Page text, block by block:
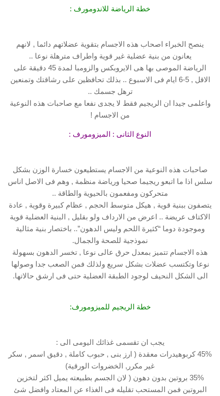
خطة الرياضة للاندومورف :
ينصح الخبراء اصحاب هذه الاجسام بتقوية عضلاتهم دائما , لانهم
يعانون من بنية عضلية غير قوية واطراف مترهلة نوعا ..
الرياضة الموصى بها هى الايروبكس والزومبا لمدة 45 دقيقة على
الاقل , 5-6 ايام فى الاسبوع .. بذلك تحافظين على رشاقتك وتمنعين
ترهل جسمك ..
واعلمى جيدا ان الريجيم فقط لا يجدى نفعا مع صاحبات هذه النوعية
من الاجسام !
النوع الثانى : الميزومورف :
صاحبات هذه النوعية من الاجسام يستطيعون خسارة الوزن بشكل
سلس اذا ما اتبعو ريجيما صحيا ورياضة منظمة , وهم فى الاصل اناس
متحركون ومفعمون بالحيوية والطاقة ..
يتصفون ببنية قوية , هيكل متوسط الحجم , عظام كبيرة وقوية , عادة
الاكتاف عريضة .. اعرض من الارداف ولو بقليل , البنية العضلية قوية
وموجودة دوما “كثيرة اللحم وليس الدهون”.. باختصار بنية مثالية
نموذجية للصحة والجمال.
هذه الاجسام تتميز بمعدل حرق عالى نوعا , تخسر الدهون بسهولة
نوعا وتكتسب عضلات بشكل سريع ولذلك فمن الصعب جدا وصولها
الى الشكل النحيف لوجود الطبقة العضلية حتى فى ارشق حالاتها.
خطة الريجيم للميزومورف:
يجب ان تقسمى غذائك اليومى الى :
45% كربوهيدرات معقدة ( ارز بنى , حبوب كاملة , دقيق اسمر , سكر
غير مكرر, الخضروات الورقية)
35% بروتين بدون دهون ( لان الجسم بطبيعته يميل اكثر لتخزين
البروتين فمن المستحب تقليله فى الغذاء عن المعتاد وافضل شئ